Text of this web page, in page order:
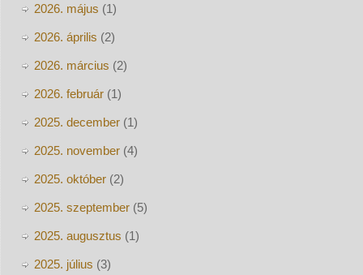
2026. május (1)
2026. április (2)
2026. március (2)
2026. február(1)
2025. december(1)
2025. november(4)
2025. október(2)
2025. szeptember(5)
2025. augusztus (1)
2025. július (3)